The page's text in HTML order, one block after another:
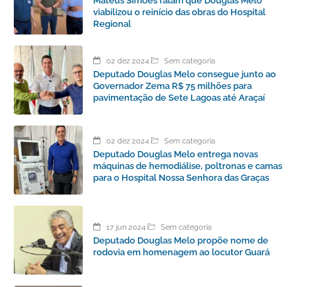
viabilizou o reinício das obras do Hospital
Regional
02 dez 2024 Sem categoria
Deputado Douglas Melo consegue junto ao
Governador Zema R$ 75 milhões para
pavimentação de Sete Lagoas até Araçaí
02 dez 2024 Sem categoria
Deputado Douglas Melo entrega novas
máquinas de hemodiálise, poltronas e camas
para o Hospital Nossa Senhora das Graças
17 jun 2024 Sem categoria
Deputado Douglas Melo propõe nome de
rodovia em homenagem ao locutor Guará